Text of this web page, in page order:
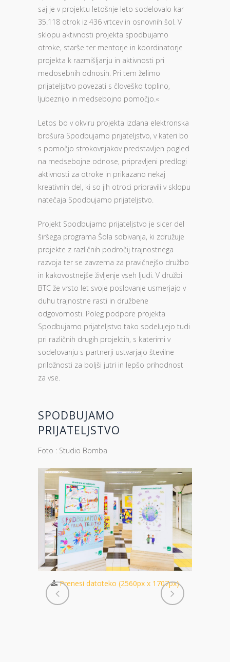
saj je v projektu letošnje leto sodelovalo kar
35.118 otrok iz 436 vrtcev in osnovnih šol. V
sklopu aktivnosti projekta spodbujamo
otroke, starše ter mentorje in koordinatorje
projekta k razmišljanju in aktivnosti pri
medosebnih odnosih. Pri tem želimo
prijateljstvo povezati s človeško toplino,
ljubeznijo in medsebojno pomočjo.«
Letos bo v okviru projekta izdana elektronska
brošura Spodbujamo prijateljstvo, v kateri bo
s pomočjo strokovnjakov predstavljen pogled
na medsebojne odnose, pripravljeni predlogi
aktivnosti za otroke in prikazano nekaj
kreativnih del, ki so jih otroci pripravili v sklopu
natečaja Spodbujamo prijateljstvo.
Projekt Spodbujamo prijateljstvo je sicer del
širšega programa Šola sobivanja, ki združuje
projekte z različnih področij trajnostnega
razvoja ter se zavzema za pravičnejšo družbo
in kakovostnejše življenje vseh ljudi. V družbi
BTC že vrsto let svoje poslovanje usmerjajo v
duhu trajnostne rasti in družbene
odgovornosti. Poleg podpore projekta
Spodbujamo prijateljstvo tako sodelujejo tudi
pri različnih drugih projektih, s katerimi v
sodelovanju s partnerji ustvarjajo številne
priložnosti za boljši jutri in lepšo prihodnost
za vse.
SPODBUJAMO
PRIJATELJSTVO
Foto : Studio Bomba
Prenesi datoteko (2560px x 1707px)